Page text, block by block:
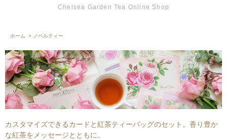
Chelsea Garden Tea Online Shop
ホーム > ノベルティー
カスタマイズできるカードと紅茶ティーバッグのセット。香り豊か
な紅茶をメッセージとともに。